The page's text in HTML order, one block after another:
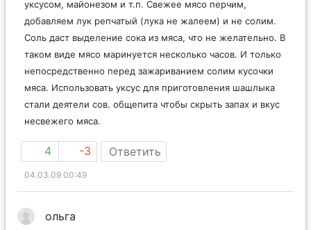
уксусом, майонезом и т.п. Свежее мясо перчим,
добавляем лук репчатый (лука не жалеем) и не солим.
Соль даст выделение сока из мяса, что не желательно. В
таком виде мясо маринуется несколько часов. И только
непосредственно перед зажариванием солим кусочки
мяса. Использовать уксус для приготовления шашлыка
стали деятели сов. общепита чтобы скрыть запах и вкус
несвежего мяса.
4 -3 Ответить
04.03.09 00:49
ольга